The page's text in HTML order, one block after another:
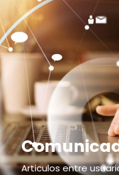
Articulos entre